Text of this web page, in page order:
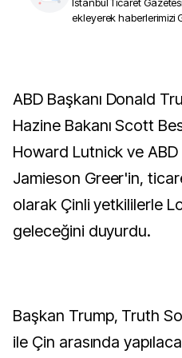
ekleyerek haberlerimizi
ABD Başkanı Donald Trump, 9 Haziran'da
Hazine Bakanı Scott
Howard Lutnick ve
Jamieson Greer'in,
olarak Çinli yetkililerle
geleceğini duyurdu.
Başkan Trump, Truth
ile Çin arasında